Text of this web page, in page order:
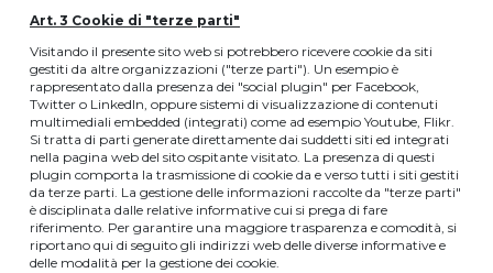
Art. 3 Cookie di "terze parti"
Visitando il presente sito web si potrebbero ricevere cookie da siti
gestiti da altre organizzazioni ("terze parti"). Un esempio è
rappresentato dalla presenza dei "social plugin" per Facebook,
Twitter o LinkedIn, oppure sistemi di visualizzazione di contenuti
multimediali embedded (integrati) come ad esempio Youtube, Flikr.
Si tratta di parti generate direttamente dai suddetti siti ed integrati
nella pagina web del sito ospitante visitato. La presenza di questi
plugin comporta la trasmissione di cookie da e verso tutti i siti gestiti
da terze parti. La gestione delle informazioni raccolte da "terze parti"
è disciplinata dalle relative informative cui si prega di fare
riferimento. Per garantire una maggiore trasparenza e comodità, si
riportano qui di seguito gli indirizzi web delle diverse informative e
delle modalità per la gestione dei cookie.